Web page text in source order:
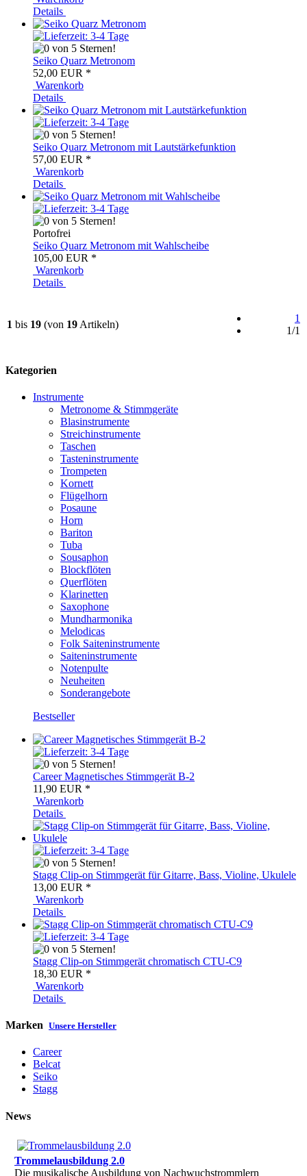
Details
Seiko Quarz Metronom
52,00 EUR *
Warenkorb
Details
Seiko Quarz Metronom mit Lautstärkefunktion
57,00 EUR *
Warenkorb
Details
Portofrei
Seiko Quarz Metronom mit Wahlscheibe
105,00 EUR *
Warenkorb
Details
1 bis 19 (von 19 Artikeln)
1
1/1
Kategorien
Instrumente
Metronome & Stimmgeräte
Blasinstrumente
Streichinstrumente
Taschen
Tasteninstrumente
Trompeten
Kornett
Flügelhorn
Posaune
Horn
Bariton
Tuba
Sousaphon
Blockflöten
Querflöten
Klarinetten
Saxophone
Mundharmonika
Melodicas
Folk Saiteninstrumente
Saiteninstrumente
Notenpulte
Neuheiten
Sonderangebote
Bestseller
Career Magnetisches Stimmgerät B-2
11,90 EUR *
Warenkorb
Details
Stagg Clip-on Stimmgerät für Gitarre, Bass, Violine, Ukulele
13,00 EUR *
Warenkorb
Details
Stagg Clip-on Stimmgerät chromatisch CTU-C9
18,30 EUR *
Warenkorb
Details
Marken Unsere Hersteller
Career
Belcat
Seiko
Stagg
News
Trommelausbildung 2.0
Die musikalische Ausbildung von Nachwuchstrommlern